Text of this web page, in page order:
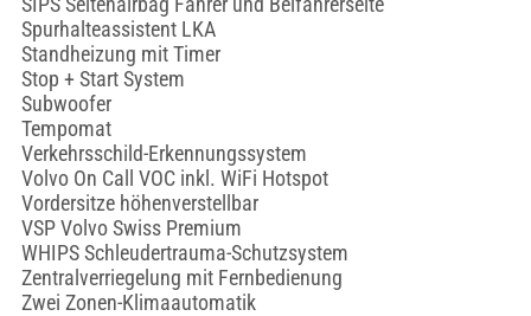
Spurhalteassistent LKA
Standheizung mit Timer
Stop + Start System
Subwoofer
Tempomat
Verkehrsschild-Erkennungssystem
Volvo On Call VOC inkl. WiFi Hotspot
Vordersitze höhenverstellbar
VSP Volvo Swiss Premium
WHIPS Schleudertrauma-Schutzsystem
Zentralverriegelung mit Fernbedienung
Zwei Zonen-Klimaautomatik